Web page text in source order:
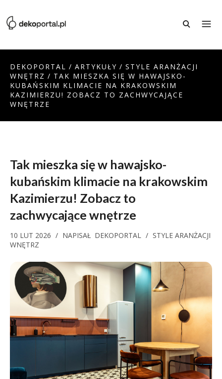
DEKOPORTAL / ARTYKUŁY / STYLE ARANŻACJI
WNĘTRZ / TAK MIESZKA SIĘ W HAWAJSKO-
KUBAŃSKIM KLIMACIE NA KRAKOWSKIM
KAZIMIERZU! ZOBACZ TO ZACHWYCAJĄCE
WNĘTRZE
Tak mieszka się w hawajsko-
kubańskim klimacie na krakowskim
Kazimierzu! Zobacz to
zachwycające wnętrze
10 LUT 2026 / NAPISAŁ DEKOPORTAL / STYLE ARANŻACJI
WNĘTRZ